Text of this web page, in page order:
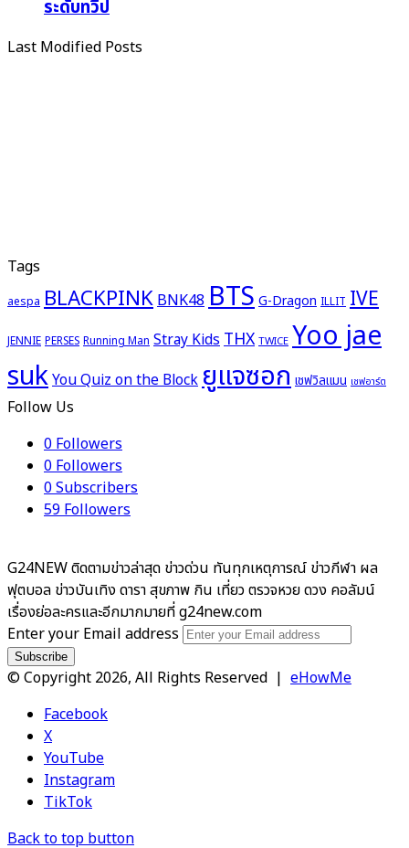
ระดับทวีป
Last Modified Posts
Tags
aespa BLACKPINKBNK48BTSG-Dragon ILLIT IVE
JENNIE PERSES Running Man Stray KidsTHX TWICE Yoo jae
sukYou Quiz on the Blockยูแจซอก เชฟวิลแมน เชฟอาร์ต
Follow Us
0Followers
0Followers
0Subscribers
59Followers
G24NEW ติดตามข่าวล่าสุด ข่าวด่วน ทันทุกเหตุการณ์ ข่าวกีฬา ผล
ฟุตบอล ข่าวบันเทิง ดารา สุขภาพ กิน เที่ยว ตรวจหวย ดวง คอลัมน์
เรื่องย่อละครและอีกมากมายที่ g24new.com
Enter your Email address
© Copyright 2026, All Rights Reserved | eHowMe
Facebook
X
YouTube
Instagram
TikTok
Back to top button